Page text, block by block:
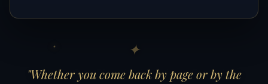
"Whether you come back by page or by the